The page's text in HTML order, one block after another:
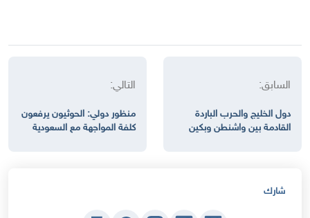
السابق:
دول الخليج والحرب الباردة
القادمة بين واشنطن وبكين
التالي:
منظور دولي: الحوثيون يرفعون
كلفة المواجهة مع السعودية
شارك